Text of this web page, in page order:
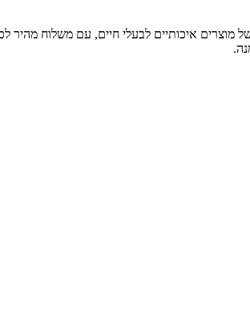
שנות ניסיון. מציעה את המגוון הרחב ביותר של מוצרים איכותיים